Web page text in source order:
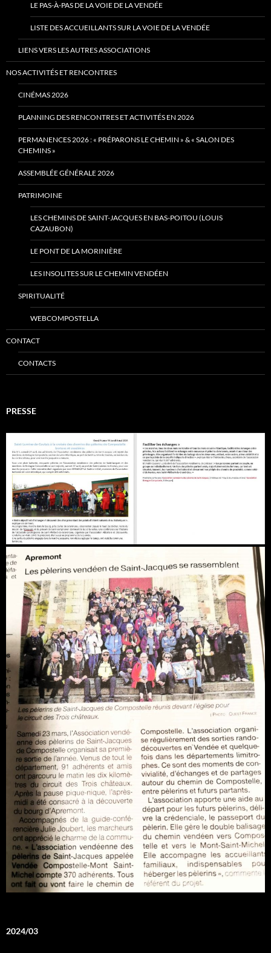
LE PAS-À-PAS DE LA VOIE DE LA VENDÉE
LISTE DES ACCUEILLANTS SUR LA VOIE DE LA VENDÉE
LIENS VERS LES AUTRES ASSOCIATIONS
NOS ACTIVITÉS ET RENCONTRES
CINÉMAS 2026
PLANNING DES RENCONTRES ET ACTIVITÉS EN 2026
PERMANENCES 2026 : « PRÉPARONS LE CHEMIN » & « SALON DES
CHEMINS »
ASSEMBLÉE GÉNÉRALE 2026
PATRIMOINE
LES CHEMINS DE SAINT-JACQUES EN BAS-POITOU (LOUIS
CAZAUBON)
LE PONT DE LA MORINIÈRE
LES INSOLITES SUR LE CHEMIN VENDÉEN
SPIRITUALITÉ
WEBCOMPOSTELLA
CONTACT
CONTACTS
PRESSE
2024/03